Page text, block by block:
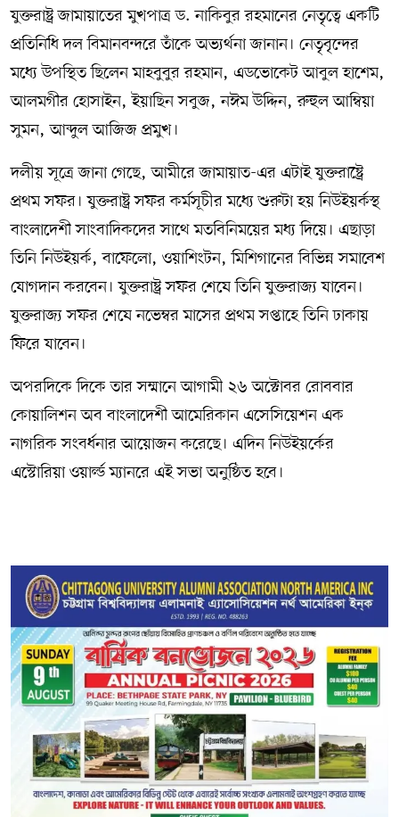
যুক্তরাষ্ট্র জামায়াতের মুখপাত্র ড. নাকিবুর রহমানের নেতৃত্বে একটি
প্রতিনিধি দল বিমানবন্দরে তাঁকে অভ্যর্থনা জানান। নেতৃবৃন্দের
মধ্যে উপস্থিত ছিলেন মাহবুবুর রহমান, এডভোকেট আবুল হাশেম,
আলমগীর হোসাইন, ইয়াছিন সবুজ, নঈম উদ্দিন, রুহুল আম্বিয়া
সুমন, আব্দুল আজিজ প্রমুখ।
দলীয় সূত্রে জানা গেছে, আমীরে জামায়াত-এর এটাই যুক্তরাষ্ট্রে
প্রথম সফর। যুক্তরাষ্ট্র সফর কর্মসূচীর মধ্যে শুরুটা হয় নিউইয়র্কস্থ
বাংলাদেশী সাংবাদিকদের সাথে মতবিনিময়ের মধ্য দিয়ে। এছাড়া
তিনি নিউইয়র্ক, বাফেলো, ওয়াশিংটন, মিশিগানের বিভিন্ন সমাবেশ
যোগদান করবেন। যুক্তরাষ্ট্র সফর শেষে তিনি যুক্তরাজ্য যাবেন।
যুক্তরাজ্য সফর শেষে নভেম্বর মাসের প্রথম সপ্তাহে তিনি ঢাকায়
ফিরে যাবেন।
অপরদিকে দিকে তার সম্মানে আগামী ২৬ অক্টোবর রোববার
কোয়ালিশন অব বাংলাদেশী আমেরিকান এসেসিয়েশন এক
নাগরিক সংবর্ধনার আয়োজন করেছে। এদিন নিউইয়র্কের
এস্টোরিয়া ওয়ার্ল্ড ম্যানরে এই সভা অনুষ্ঠিত হবে।